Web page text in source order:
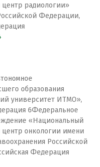
радиологии»
Федерации,
образования
университет ИТМО»,
6Федеральное
«Национальный
онкологии имени
Российской
Федерация